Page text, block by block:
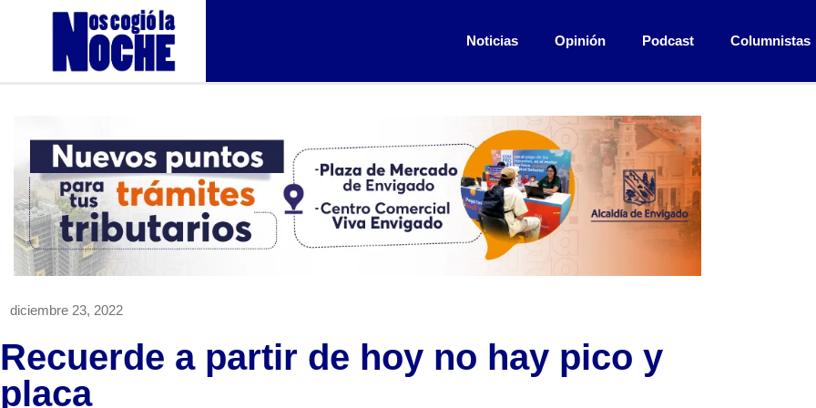
Noticias Opinión Podcast Columnistas
diciembre 23, 2022
Recuerde a partir de hoy no hay pico y
placa